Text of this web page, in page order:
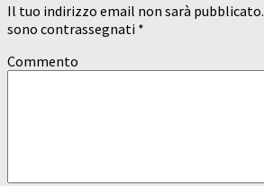
Il tuo indirizzo email non sarà pubblicato.
sono contrassegnati *
Commento